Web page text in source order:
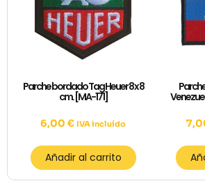
Parche bordado Tag Heuer 8 x 8
cm. [MA-171]
6,00 € IVA incluído
Añadir al carrito